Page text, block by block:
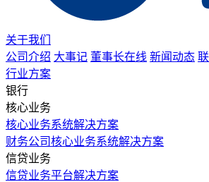
关于我们
公司介绍 大事记 董事长在线 新闻动态
行业方案
银行
核心业务
核心业务系统解决方案
财务公司核心业务系统解决方案
信贷业务
信贷业务平台解决方案